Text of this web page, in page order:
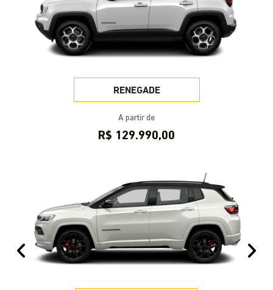
RENEGADE
A partir de
R$ 129.990,00
Anterior